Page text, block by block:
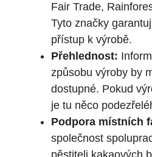
Fair Trade,
Tyto značky
přístup k výrobě.
Přehlednost:
způsobu výroby by
dostupné. Pokud
je tu něco
Podpora místních
společnost